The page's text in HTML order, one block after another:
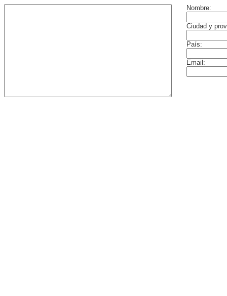
Nombre:
Ciudad y
País:
Email: